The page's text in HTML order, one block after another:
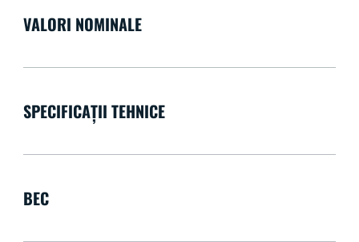
VALORI NOMINALE
SPECIFICAȚII TEHNICE
BEC